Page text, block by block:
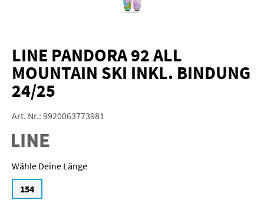
LINE PANDORA 92 ALL
MOUNTAIN SKI INKL. BINDUNG
24/25
Art. Nr.: 9920063773981
Länge
154